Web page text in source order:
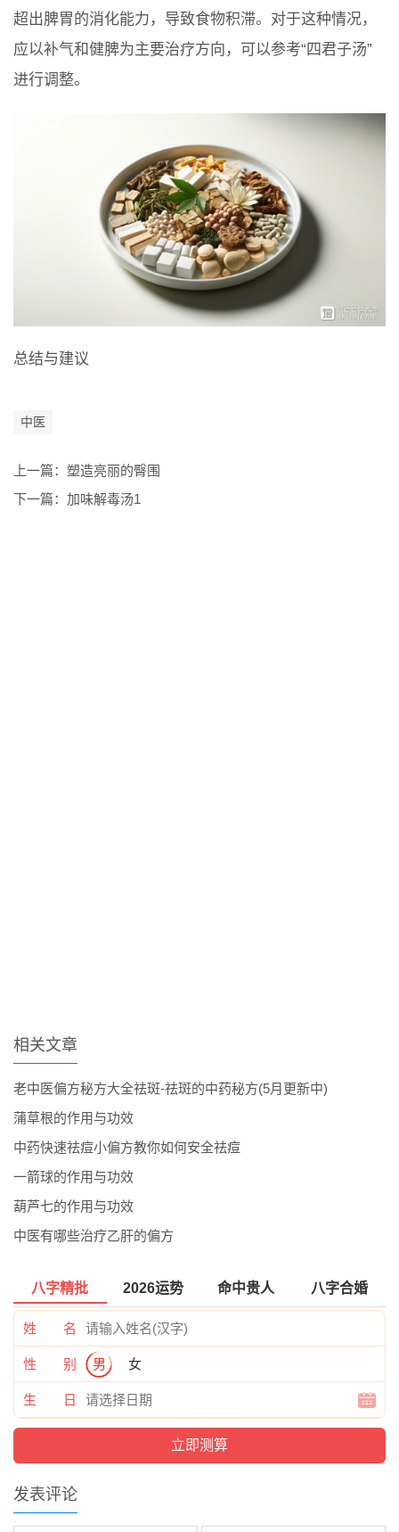
超出脾胃的消化能力，导致食物积滞。对于这种情况，
应以补气和健脾为主要治疗方向，可以参考“四君子汤”
进行调整。
总结与建议
中医
上一篇： 塑造亮丽的臀围
下一篇： 加味解毒汤1
相关文章
老中医偏方秘方大全祛斑-祛斑的中药秘方(5月更新中)
蒲草根的作用与功效
中药快速祛痘小偏方教你如何安全祛痘
一箭球的作用与功效
葫芦七的作用与功效
中医有哪些治疗乙肝的偏方
八字精批 2026运势 命中贵人 八字合婚
姓 名
性 别 男 女
生 日
发表评论